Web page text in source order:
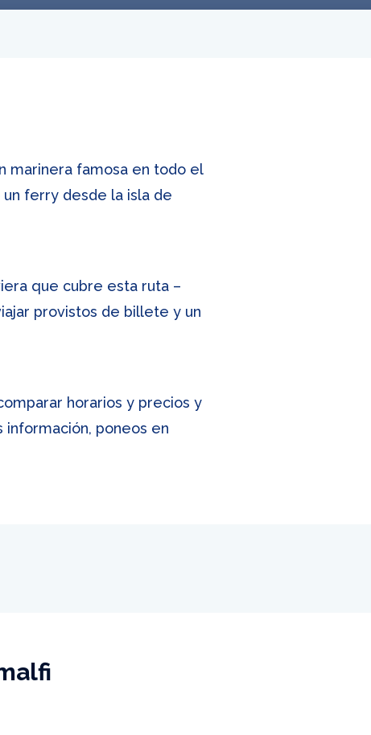
marinera famosa en todo el
ferry desde la isla de
que cubre esta ruta –
provistos de billete y un
horarios y precios y
poneos en